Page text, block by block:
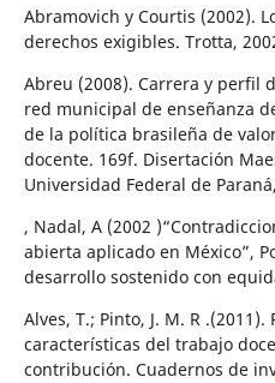
Abramovich y Courtis (2002).
derechos exigibles. Trotta,
Abreu (2008). Carrera y perfil
red municipal de enseñanza
de la política brasileña de
docente. 169f. Disertación
Universidad Federal de
, Nadal, A (2002
abierta aplicado en México”,
desarrollo sostenido con
Alves, T.; Pinto, J. M. R
características del trabajo
contribución. Cuadernos de